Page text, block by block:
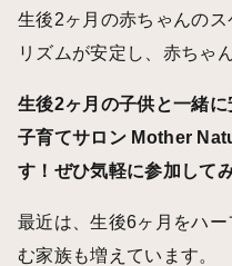
生後2ヶ月の赤ちゃんの
リズムが安定し、赤ちゃ
生後2ヶ月の子供と一緒
子育てサロン Mother
す！ぜひ気軽に参加して
最近は、生後6ヶ月をハ
む家族も増えています。